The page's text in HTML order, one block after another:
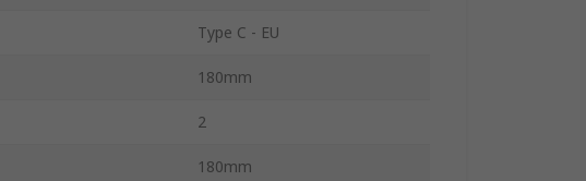
Type C - EU
180mm
2
180mm